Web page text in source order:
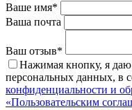
Ваше имя*
Ваша почта
Ваш отзыв*
Нажимая кнопку, я даю
персональных данных, в
конфиденциальности и
«Пользовательским